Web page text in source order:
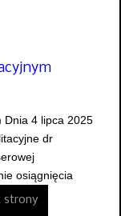
Dnia 4 lipca 2025
dr
osiągnięcia
strony